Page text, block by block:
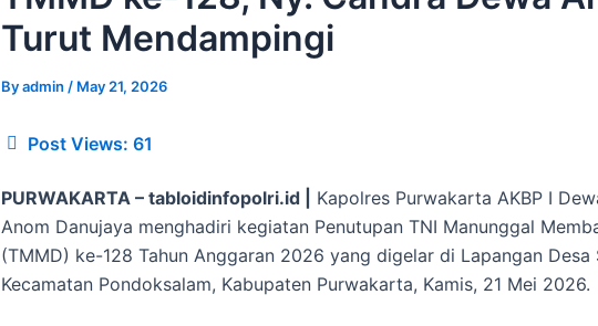
Turut Mendampingi
Byadmin / May 21, 2026
Post Views: 61
PURWAKARTA – tabloidinfopolri.id |
Kapolres Purwakarta AKBP I
Anom Danujaya menghadiri kegiatan Penutupan TNI Manunggal
(TMMD) ke-128 Tahun Anggaran 2026 yang digelar di Lapangan Desa
Kecamatan Pondoksalam, Kabupaten Purwakarta, Kamis, 21 Mei 2026.